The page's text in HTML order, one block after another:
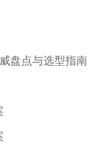
盘点与选型指南